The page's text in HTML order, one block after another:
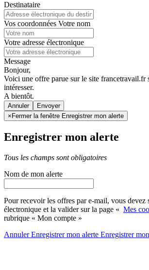
Destinataire
Vos coordonnées Votre nom
Votre adresse électronique
Message
Bonjour,
Voici une offre parue sur le site francetravail.fr
intéresser.
A bientôt.
Annuler
× Fermer la fenêtre Enregistrer mon alerte
Enregistrer mon alerte
Tous les champs sont obligatoires
Nom de mon alerte
Pour recevoir les offres par e-mail, vous devez
électronique et la valider sur la page « Mes
rubrique « Mon compte »
AnnulerEnregistrer mon alerte Enregistrer